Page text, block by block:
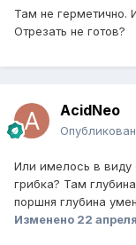
Там не герметично.
Отрезать не готов?
AcidNeo
Или имелось в виду
грибка? Там
поршня глубина
Изменено 22